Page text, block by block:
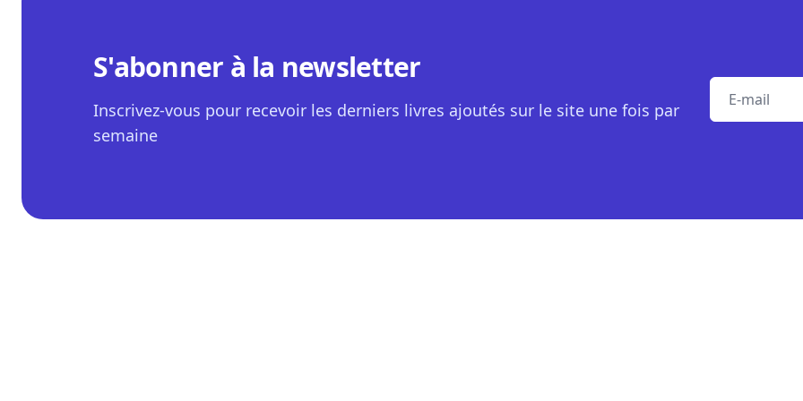
S'abonner à la newsletter
Inscrivez-vous pour recevoir les derniers livres ajoutés sur le site une fois par
semaine
E-mail